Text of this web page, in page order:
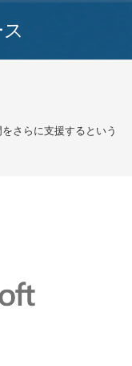
さらに支援するという